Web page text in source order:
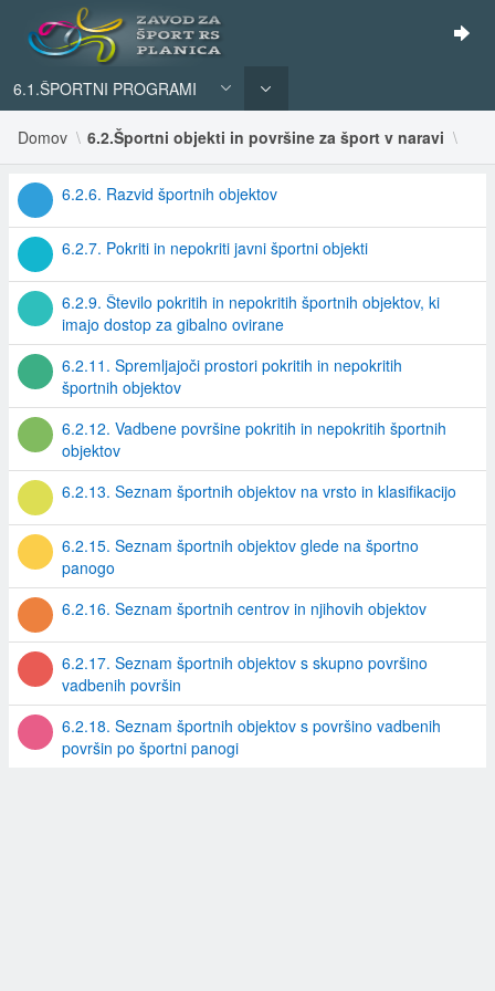
6.1.ŠPORTNI PROGRAMI
Domov 6.2.Športni objekti in površine za šport v naravi
6.2.6. Razvid športnih objektov
6.2.7. Pokriti in nepokriti javni športni objekti
6.2.9. Število pokritih in nepokritih športnih objektov, ki
imajo dostop za gibalno ovirane
6.2.11. Spremljajoči prostori pokritih in nepokritih
športnih objektov
6.2.12. Vadbene površine pokritih in nepokritih športnih
objektov
6.2.13. Seznam športnih objektov na vrsto in klasifikacijo
6.2.15. Seznam športnih objektov glede na športno
panogo
6.2.16. Seznam športnih centrov in njihovih objektov
6.2.17. Seznam športnih objektov s skupno površino
vadbenih površin
6.2.18. Seznam športnih objektov s površino vadbenih
površin po športni panogi